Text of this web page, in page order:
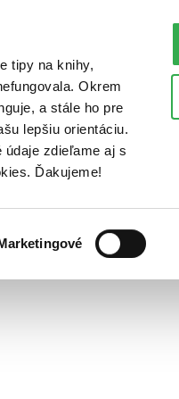
tipy na knihy,
Okrem
a stále ho pre
lepšiu orientáciu.
zdieľame aj s
Ďakujeme!